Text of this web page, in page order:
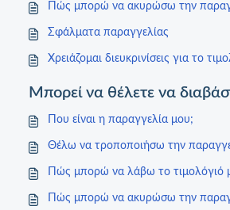
Πώς μπορώ να ακυρώσω την
Σφάλματα παραγγελίας
Χρειάζομαι διευκρινίσεις για το
Μπορεί να θέλετε να
Που είναι η παραγγελία μου;
Θέλω να τροποποιήσω την
Πώς μπορώ να λάβω το τιμολόγιό
Πώς μπορώ να ακυρώσω την